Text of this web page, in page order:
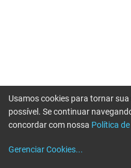
Usamos cookies para tornar
possível. Se continuar
concordar com nossa Política
Gerenciar Cookies...
Erro ao enviar informações,